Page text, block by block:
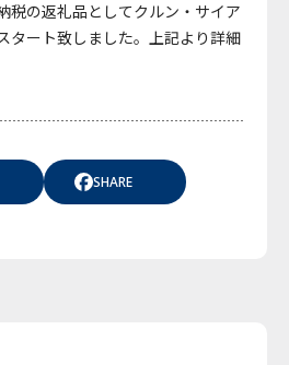
税の返礼品としてクルン・サイア
タート致しました。上記より詳細
SHARE